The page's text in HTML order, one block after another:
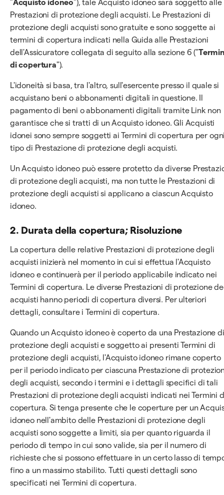
"Acquisto idoneo"), tale Acquisto idoneo sarà soggetto alle
Prestazioni di protezione degli acquisti. Le Prestazioni di
protezione degli acquisti sono gratuite e sono soggette ai
termini di copertura indicati nella Guida alle Prestazioni
dell'Assicuratore collegata di seguito alla sezione 6 ("
di copertura").
L'idoneità si basa, tra l'altro, sull'esercente presso il quale si
acquistano beni o abbonamenti digitali in questione. Il
pagamento di beni o abbonamenti digitali tramite Link non
garantisce che si tratti di un Acquisto idoneo. Gli Acquisti
idonei sono sempre soggetti ai Termini di copertura per
tipo di Prestazione di protezione degli acquisti.
Un Acquisto idoneo può essere protetto da diverse
di protezione degli acquisti, ma non tutte le Prestazioni di
protezione degli acquisti si applicano a ciascun Acquisto
idoneo.
2. Durata della copertura; Risoluzione
La copertura delle relative Prestazioni di protezione degli
acquisti inizierà nel momento in cui si effettua l'Acquisto
idoneo e continuerà per il periodo applicabile indicato nei
Termini di copertura. Le diverse Prestazioni di protezione
acquisti hanno periodi di copertura diversi. Per ulteriori
dettagli, consultare i Termini di copertura.
Quando un Acquisto idoneo è coperto da una Prestazione di
protezione degli acquisti e soggetto ai presenti Termini di
protezione degli acquisti, l'Acquisto idoneo rimane coperto
per il periodo indicato per ciascuna Prestazione di
degli acquisti, secondo i termini e i dettagli specifici di tali
Prestazioni di protezione degli acquisti indicati nei Termini
copertura. Si tenga presente che le coperture per un
idoneo nell'ambito delle Prestazioni di protezione degli
acquisti sono soggette a limiti, sia per quanto riguarda il
periodo di tempo in cui sono valide, sia per il numero di
richieste che si possono effettuare in un certo lasso di
fino a un massimo stabilito. Tutti questi dettagli sono
specificati nei Termini di copertura.